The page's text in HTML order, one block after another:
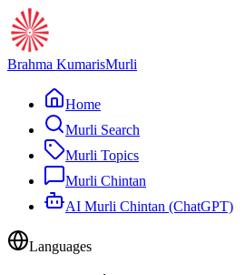
Brahma KumarisMurli
Home
Murli Search
Murli Topics
Murli Chintan
AI Murli Chintan (ChatGPT)
Languages